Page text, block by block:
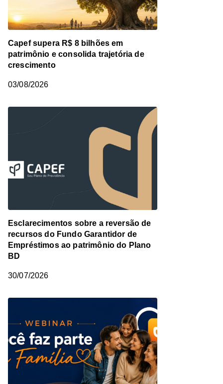
Capef supera R$ 8 bilhões em
patrimônio e consolida trajetória de
crescimento
03/08/2026
Esclarecimentos sobre a reversão de
recursos do Fundo Garantidor de
Empréstimos ao patrimônio do Plano
BD
30/07/2026